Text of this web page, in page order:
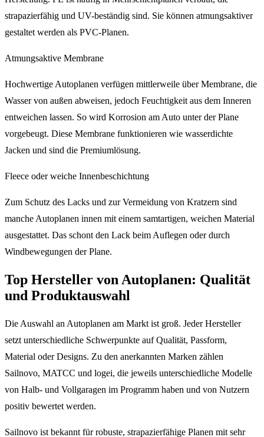
strapazierfähig und UV-beständig sind. Sie können atmungsaktiver
gestaltet werden als PVC-Planen.
Atmungsaktive Membrane
Hochwertige Autoplanen verfügen mittlerweile über Membrane, die
Wasser von außen abweisen, jedoch Feuchtigkeit aus dem Inneren
entweichen lassen. So wird Korrosion am Auto unter der Plane
vorgebeugt. Diese Membrane funktionieren wie wasserdichte
Jacken und sind die Premiumlösung.
Fleece oder weiche Innenbeschichtung
Zum Schutz des Lacks und zur Vermeidung von Kratzern sind
manche Autoplanen innen mit einem samtartigen, weichen Material
ausgestattet. Das schont den Lack beim Auflegen oder durch
Windbewegungen der Plane.
Top Hersteller von Autoplanen: Qualität
und Produktauswahl
Die Auswahl an Autoplanen am Markt ist groß. Jeder Hersteller
setzt unterschiedliche Schwerpunkte auf Qualität, Passform,
Material oder Designs. Zu den anerkannten Marken zählen
Sailnovo, MATCC und logei, die jeweils unterschiedliche Modelle
von Halb- und Vollgaragen im Programm haben und von Nutzern
positiv bewertet werden.
Sailnovo ist bekannt für robuste, strapazierfähige Planen mit sehr